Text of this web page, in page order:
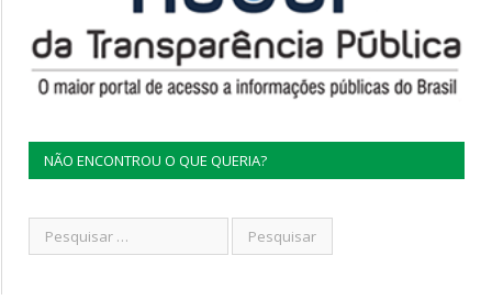
NÃO ENCONTROU O QUE QUERIA?